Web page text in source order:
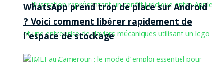
WhatsApp prend trop de place sur Android
? Voici comment libérer rapidement de
l’espace de stockage